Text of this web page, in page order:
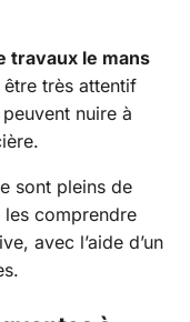
travaux le mans
très attentif
nuire à
sont pleins de
comprendre
avec l’aide d’un